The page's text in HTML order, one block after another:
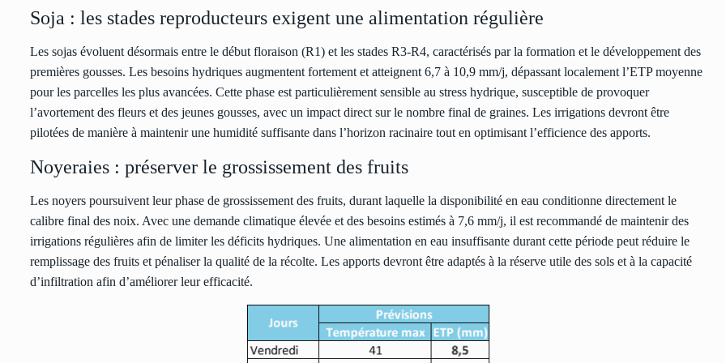
Soja : les stades reproducteurs exigent une alimentation régulière
Les sojas évoluent désormais entre le début floraison (R1) et les stades R3-R4, caractérisés par la formation et le développement des
premières gousses. Les besoins hydriques augmentent fortement et atteignent 6,7 à 10,9 mm/j, dépassant localement l’ETP moyenne
pour les parcelles les plus avancées. Cette phase est particulièrement sensible au stress hydrique, susceptible de provoquer
l’avortement des fleurs et des jeunes gousses, avec un impact direct sur le nombre final de graines. Les irrigations devront être
pilotées de manière à maintenir une humidité suffisante dans l’horizon racinaire tout en optimisant l’efficience des apports.
Noyeraies : préserver le grossissement des fruits
Les noyers poursuivent leur phase de grossissement des fruits, durant laquelle la disponibilité en eau conditionne directement le
calibre final des noix. Avec une demande climatique élevée et des besoins estimés à 7,6 mm/j, il est recommandé de maintenir des
irrigations régulières afin de limiter les déficits hydriques. Une alimentation en eau insuffisante durant cette période peut réduire le
remplissage des fruits et pénaliser la qualité de la récolte. Les apports devront être adaptés à la réserve utile des sols et à la capacité
d’infiltration afin d’améliorer leur efficacité.